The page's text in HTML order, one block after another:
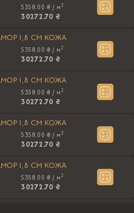
5358.00 ₴ / м 2
30272.70 ₴
1,8 CM КОЖА
5358.00 ₴ / м 2
30272.70 ₴
1,8 CM КОЖА
5358.00 ₴ / м 2
30272.70 ₴
1,8 CM КОЖА
5358.00 ₴ / м 2
30272.70 ₴
1,8 CM КОЖА
5358.00 ₴ / м 2
30272.70 ₴